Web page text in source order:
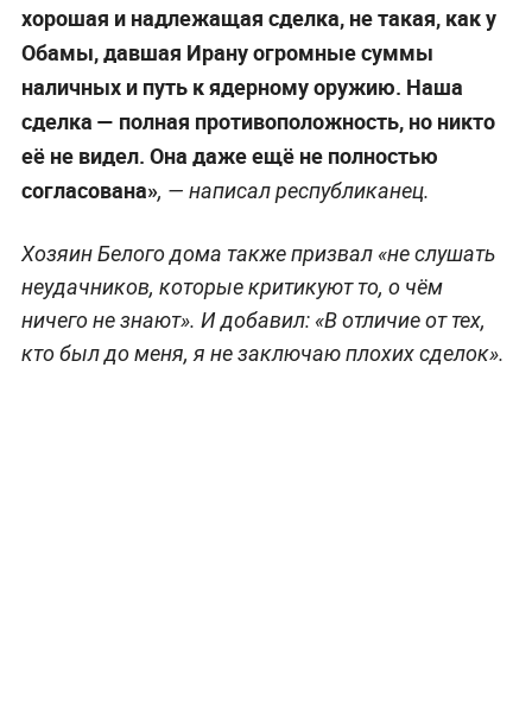
хорошая и надлежащая сделка, не такая, как у
Обамы, давшая Ирану огромные суммы
наличных и путь к ядерному оружию. Наша
сделка — полная противоположность, но никто
её не видел. Она даже ещё не полностью
согласована», — написал республиканец.
Хозяин Белого дома также призвал «не слушать
неудачников, которые критикуют то, о чём
ничего не знают». И добавил: «В отличие от тех,
кто был до меня, я не заключаю плохих сделок».